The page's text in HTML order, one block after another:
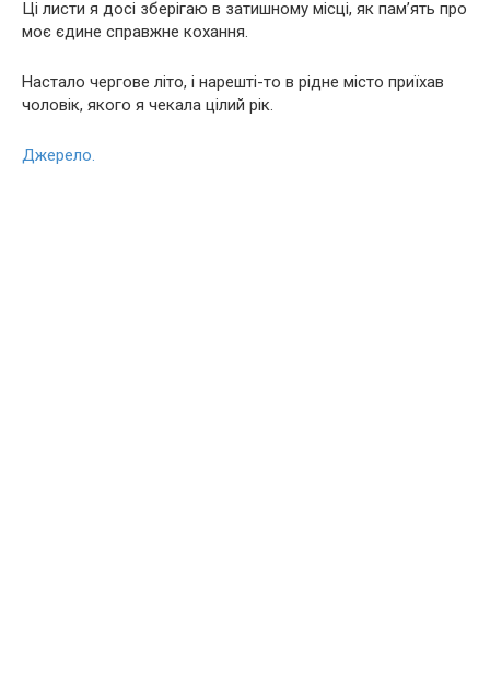
Ці листи я досі зберігаю в затишному місці, як пам’ять про
моє єдине справжне кохання.
Настало чергове літо, і нарешті-то в рідне місто приїхав
чоловік, якого я чекала цілий рік.
Джерело.